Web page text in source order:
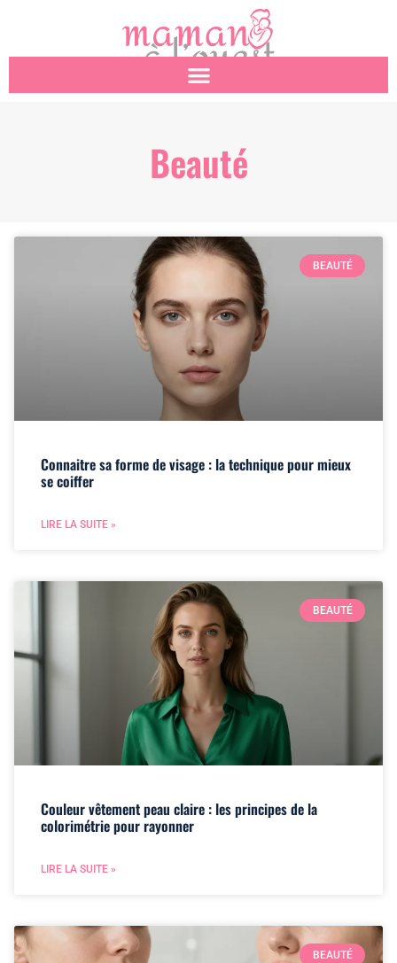
Beauté
BEAUTÉ
Connaitre sa forme de visage : la technique pour mieux
se coiffer
LIRE LA SUITE »
BEAUTÉ
Couleur vêtement peau claire : les principes de la
colorimétrie pour rayonner
LIRE LA SUITE »
BEAUTÉ